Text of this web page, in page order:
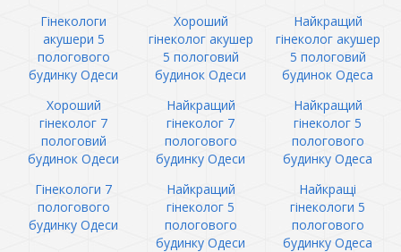
Гінекологи
акушери 5
пологового
будинку Одеси
Хороший
гінеколог акушер
5 пологовий
будинок Одеси
Найкращий
гінеколог акушер
5 пологовий
будинок Одеса
Хороший
гінеколог 7
пологовий
будинок Одеси
Найкращий
гінеколог 7
пологового
будинку Одеси
Найкращий
гінеколог 5
пологового
будинку Одеса
Гінекологи 7
пологового
будинку Одеси
Найкращий
гінеколог 5
пологового
будинку Одеси
Найкращі
гінекологи 5
пологового
будинку Одеса